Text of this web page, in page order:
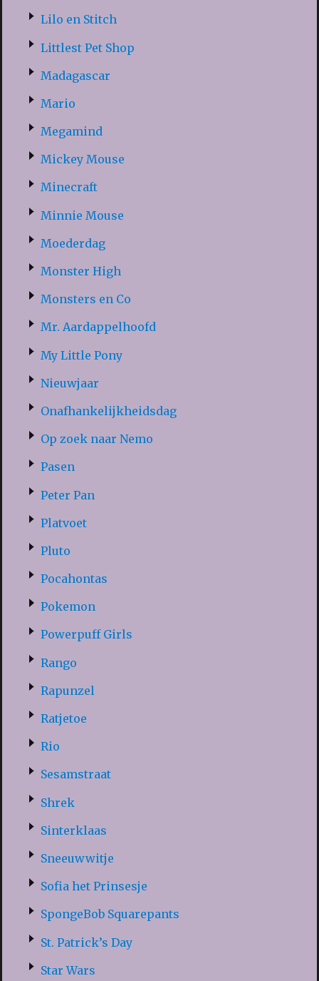
Lilo en Stitch
Littlest Pet Shop
Madagascar
Mario
Megamind
Mickey Mouse
Minecraft
Minnie Mouse
Moederdag
Monster High
Monsters en Co
Mr. Aardappelhoofd
My Little Pony
Nieuwjaar
Onafhankelijkheidsdag
Op zoek naar Nemo
Pasen
Peter Pan
Platvoet
Pluto
Pocahontas
Pokemon
Powerpuff Girls
Rango
Rapunzel
Ratjetoe
Rio
Sesamstraat
Shrek
Sinterklaas
Sneeuwwitje
Sofia het Prinsesje
SpongeBob Squarepants
St. Patrick’s Day
Star Wars